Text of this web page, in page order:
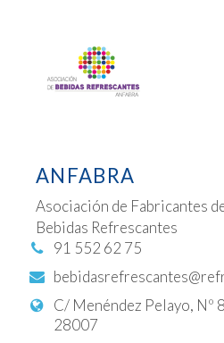
ANFABRA
Asociación de Fabricantes
Bebidas Refrescantes
91 552 62 75
C/ Menéndez Pelayo, Nº
28007